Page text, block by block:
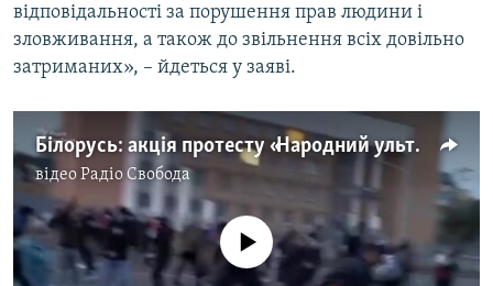
відповідальності за порушення прав людини і
зловживання, а також до звільнення всіх довільно
затриманих», – йдеться у заяві.
Білорусь: акція протесту «Народний ультиматум» у Мінську (відео)
відеоРадіо Свобода
No media source currently available